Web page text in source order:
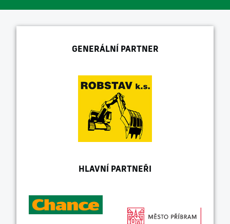
GENERÁLNÍ PARTNER
HLAVNÍ PARTNEŘI